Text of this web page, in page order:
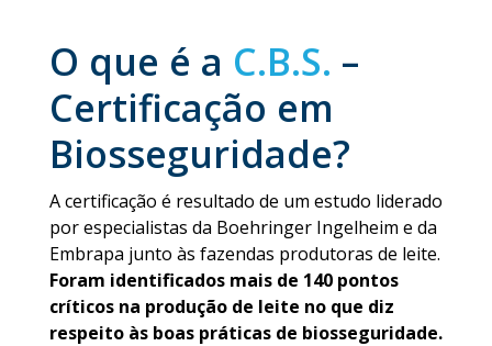
O que é a C.B.S. –
Certificação em
Biosseguridade?
A certificação é resultado de um estudo liderado
por especialistas da Boehringer Ingelheim e da
Embrapa junto às fazendas produtoras de leite.
Foram identificados mais de 140 pontos
críticos na produção de leite no que diz
respeito às boas práticas de biosseguridade.